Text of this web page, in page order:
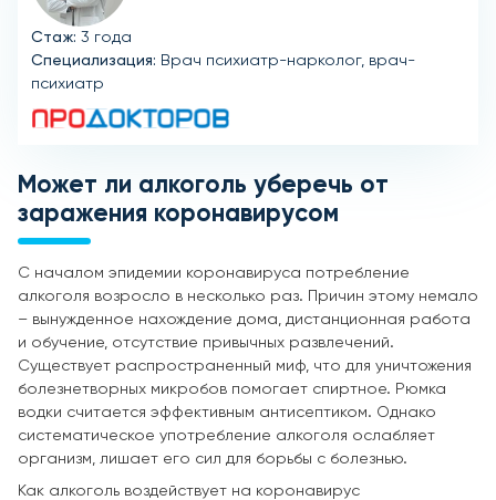
Стаж: 3 года
Специализация: Врач психиатр-нарколог, врач-
психиатр
Может ли алкоголь уберечь от
заражения коронавирусом
С началом эпидемии коронавируса потребление
алкоголя возросло в несколько раз. Причин этому немало
– вынужденное нахождение дома, дистанционная работа
и обучение, отсутствие привычных развлечений.
Существует распространенный миф, что для уничтожения
болезнетворных микробов помогает спиртное. Рюмка
водки считается эффективным антисептиком. Однако
систематическое употребление алкоголя ослабляет
организм, лишает его сил для борьбы с болезнью.
Как алкоголь воздействует на коронавирус